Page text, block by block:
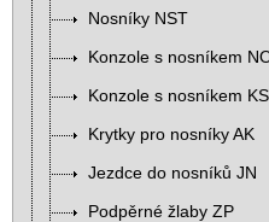
Nosníky NST
Konzole s nosníkem
Konzole s nosníkem
Krytky pro nosníky AK
Jezdce do nosníků JN
Podpěrné žlaby ZP